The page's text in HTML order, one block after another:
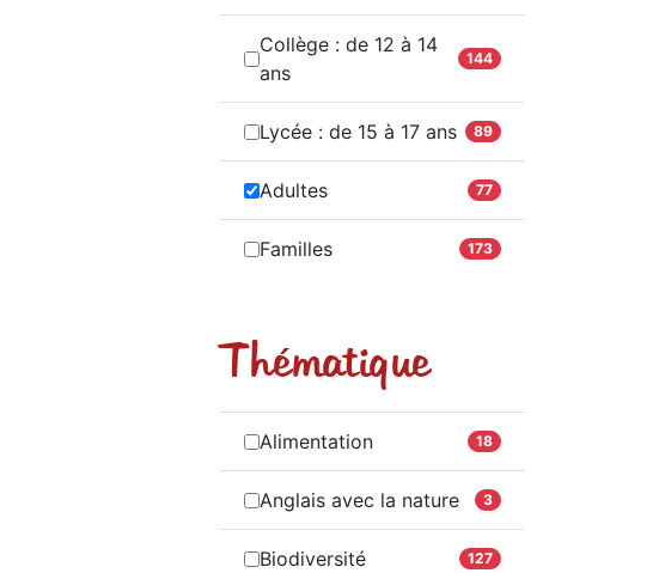
Collège : de 12 à 14
ans
144
Lycée : de 15 à 17 ans 89
Adultes 77
Familles 173
Thématique
Alimentation 18
Anglais avec la nature 3
Biodiversité 127